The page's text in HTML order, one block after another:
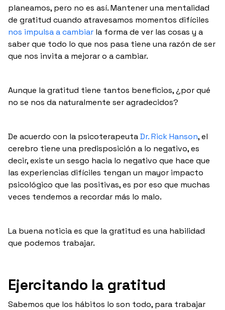
planeamos, pero no es así. Mantener una mentalidad
de gratitud cuando atravesamos momentos difíciles
nos impulsa a cambiar la forma de ver las cosas y a
saber que todo lo que nos pasa tiene una razón de ser
que nos invita a mejorar o a cambiar.
Aunque la gratitud tiene tantos beneficios, ¿por qué
no se nos da naturalmente ser agradecidos?
De acuerdo con la psicoterapeutaDr. Rick Hanson, el
cerebro tiene una predisposición a lo negativo, es
decir, existe un sesgo hacia lo negativo que hace que
las experiencias difíciles tengan un mayor impacto
psicológico que las positivas, es por eso que muchas
veces tendemos a recordar más lo malo.
La buena noticia es que la gratitud es una habilidad
que podemos trabajar.
Ejercitando la gratitud
Sabemos que los hábitos lo son todo, para trabajar